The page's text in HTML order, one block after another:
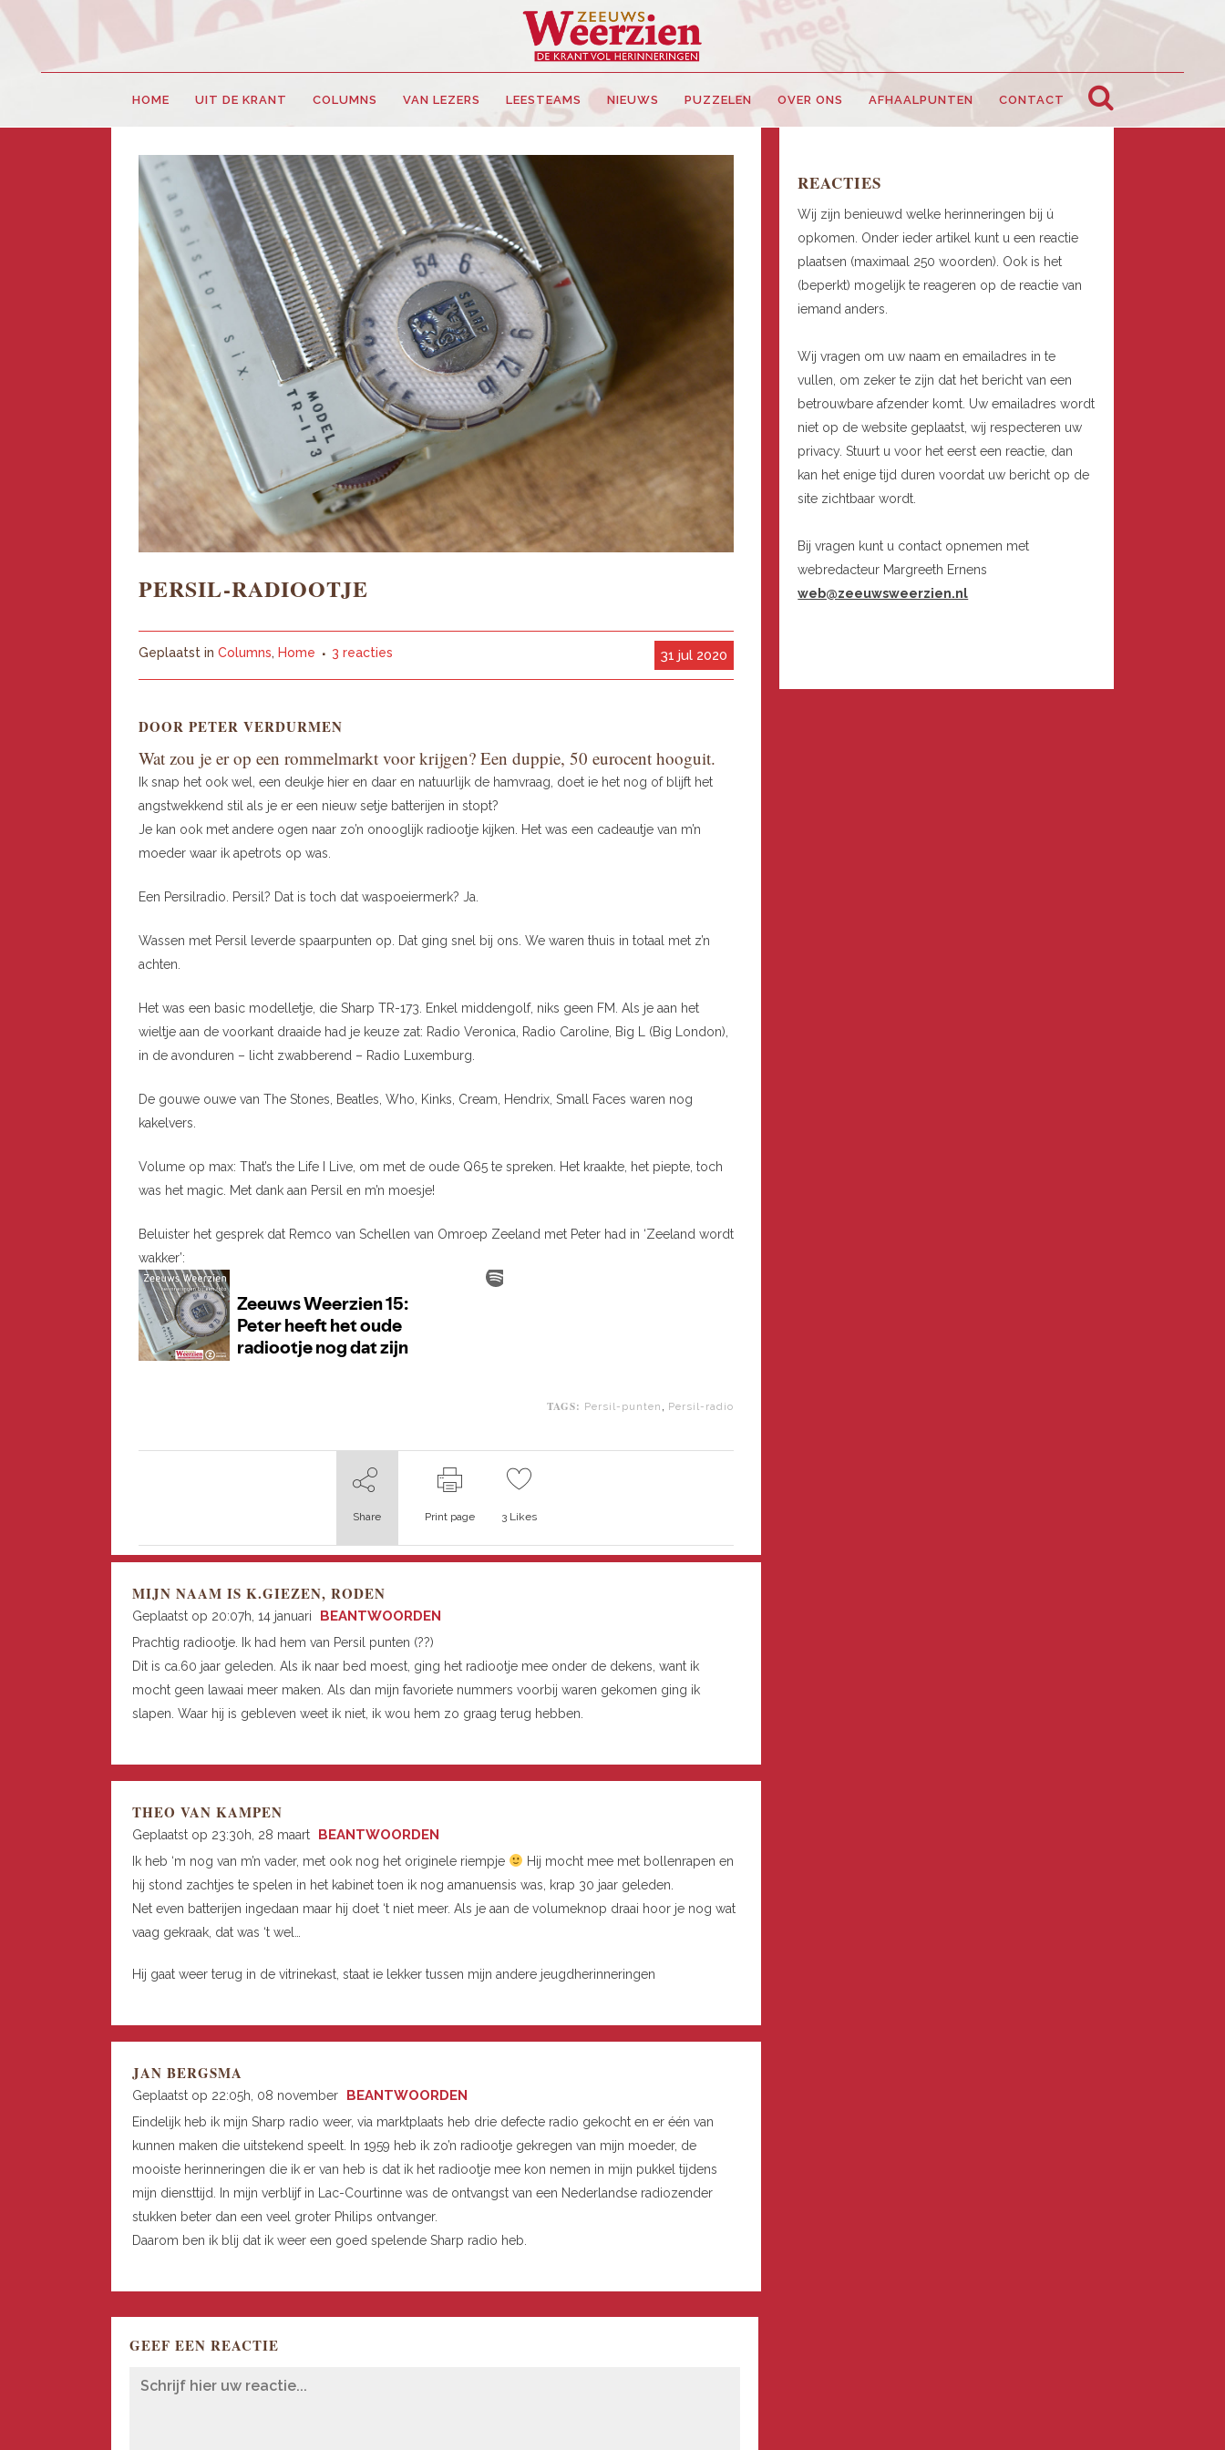
HOME UIT DE KRANT COLUMNS VAN LEZERS LEESTEAMS NIEUWS PUZZELEN OVER ONS AFHAALPUNTEN CONTACT
PERSIL-RADIOOTJE
31 jul 2020
Geplaatst in Columns, Home 3 reacties
DOOR PETER VERDURMEN
Wat zou je er op een rommelmarkt voor krijgen? Een duppie, 50 eurocent hooguit.
Ik snap het ook wel, een deukje hier en daar en natuurlijk de hamvraag, doet ie het nog of blijft het
angstwekkend stil als je er een nieuw setje batterijen in stopt?
Je kan ook met andere ogen naar zo’n onooglijk radiootje kijken. Het was een cadeautje van m’n
moeder waar ik apetrots op was.
Een Persilradio. Persil? Dat is toch dat waspoeiermerk? Ja.
Wassen met Persil leverde spaarpunten op. Dat ging snel bij ons. We waren thuis in totaal met z’n
achten.
Het was een basic modelletje, die Sharp TR-173. Enkel middengolf, niks geen FM. Als je aan het
wieltje aan de voorkant draaide had je keuze zat: Radio Veronica, Radio Caroline, Big L (Big London),
in de avonduren – licht zwabberend – Radio Luxemburg.
De gouwe ouwe van The Stones, Beatles, Who, Kinks, Cream, Hendrix, Small Faces waren nog
kakelvers.
Volume op max: That’s the Life I Live, om met de oude Q65 te spreken. Het kraakte, het piepte, toch
was het magic. Met dank aan Persil en m’n moesje!
Beluister het gesprek dat Remco van Schellen van Omroep Zeeland met Peter had in ‘Zeeland wordt
wakker’:
TAGS: Persil-punten Persil-radio
Share Print page 3Likes
MIJN NAAM IS K.GIEZEN, RODEN
Geplaatst op 20:07h, 14 januari BEANTWOORDEN
Prachtig radiootje. Ik had hem van Persil punten (??)
Dit is ca.60 jaar geleden. Als ik naar bed moest, ging het radiootje mee onder de dekens, want ik
mocht geen lawaai meer maken. Als dan mijn favoriete nummers voorbij waren gekomen ging ik
slapen. Waar hij is gebleven weet ik niet, ik wou hem zo graag terug hebben.
THEO VAN KAMPEN
Geplaatst op 23:30h, 28 maart BEANTWOORDEN
Ik heb ‘m nog van m’n vader, met ook nog het originele riempje
Hij mocht mee met bollenrapen en
hij stond zachtjes te spelen in het kabinet toen ik nog amanuensis was, krap 30 jaar geleden.
Net even batterijen ingedaan maar hij doet ‘t niet meer. Als je aan de volumeknop draai hoor je nog wat
vaag gekraak, dat was ‘t wel…
Hij gaat weer terug in de vitrinekast, staat ie lekker tussen mijn andere jeugdherinneringen
JAN BERGSMA
Geplaatst op 22:05h, 08 november BEANTWOORDEN
Eindelijk heb ik mijn Sharp radio weer, via marktplaats heb drie defecte radio gekocht en er één van
kunnen maken die uitstekend speelt. In 1959 heb ik zo’n radiootje gekregen van mijn moeder, de
mooiste herinneringen die ik er van heb is dat ik het radiootje mee kon nemen in mijn pukkel tijdens
mijn diensttijd. In mijn verblijf in Lac-Courtinne was de ontvangst van een Nederlandse radiozender
stukken beter dan een veel groter Philips ontvanger.
Daarom ben ik blij dat ik weer een goed spelende Sharp radio heb.
GEEF EEN REACTIE
REACTIES
Wij zijn benieuwd welke herinneringen bij ú
opkomen. Onder ieder artikel kunt u een reactie
plaatsen (maximaal 250 woorden). Ook is het
(beperkt) mogelijk te reageren op de reactie van
iemand anders.
Wij vragen om uw naam en emailadres in te
vullen, om zeker te zijn dat het bericht van een
betrouwbare afzender komt. Uw emailadres wordt
niet op de website geplaatst, wij respecteren uw
privacy. Stuurt u voor het eerst een reactie, dan
kan het enige tijd duren voordat uw bericht op de
site zichtbaar wordt.
Bij vragen kunt u contact opnemen met
webredacteur Margreeth Ernens
web@zeeuwsweerzien.nl